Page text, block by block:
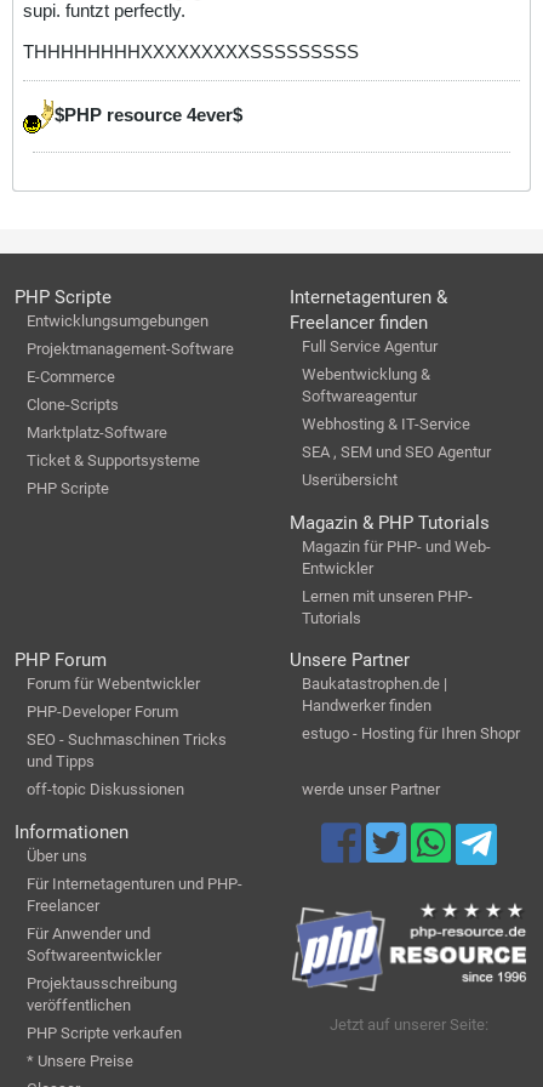
supi. funtzt perfectly.
THHHHHHHHXXXXXXXXXSSSSSSSSS
$PHP resource 4ever$
PHP Scripte
Entwicklungsumgebungen
Projektmanagement-Software
E-Commerce
Clone-Scripts
Marktplatz-Software
Ticket & Supportsysteme
PHP Scripte
Internetagenturen &
Freelancer finden
Full Service Agentur
Webentwicklung &
Softwareagentur
Webhosting & IT-Service
SEA , SEM und SEO Agentur
Userübersicht
Magazin & PHP Tutorials
Magazin für PHP- und Web-
Entwickler
Lernen mit unseren PHP-
Tutorials
PHP Forum
Forum für Webentwickler
PHP-Developer Forum
SEO - Suchmaschinen Tricks
und Tipps
off-topic Diskussionen
Unsere Partner
Baukatastrophen.de |
Handwerker finden
estugo - Hosting für Ihren Shopr
werde unser Partner
Informationen
Über uns
Für Internetagenturen und PHP-
Freelancer
Für Anwender und
Softwareentwickler
Projektausschreibung
veröffentlichen
PHP Scripte verkaufen
* Unsere Preise
Jetzt auf unserer Seite: